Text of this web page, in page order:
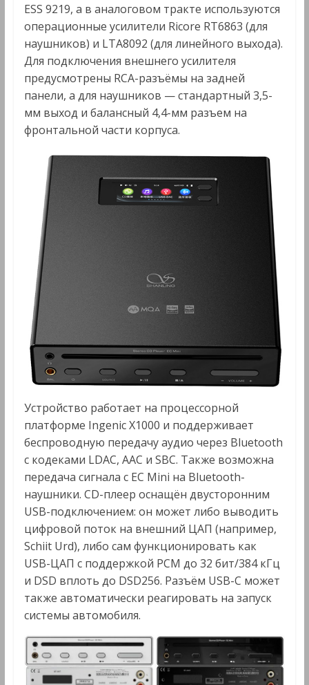
ESS 9219, а в аналоговом тракте используются
операционные усилители Ricore RT6863 (для
наушников) и LTA8092 (для линейного выхода).
Для подключения внешнего усилителя
предусмотрены RCA-разъёмы на задней
панели, а для наушников — стандартный 3,5-
мм выход и балансный 4,4-мм разъем на
фронтальной части корпуса.
Устройство работает на процессорной
платформе Ingenic X1000 и поддерживает
беспроводную передачу аудио через Bluetooth
с кодеками LDAC, AAC и SBC. Также возможна
передача сигнала с EC Mini на Bluetooth-
наушники. CD-плеер оснащён двусторонним
USB-подключением: он может либо выводить
цифровой поток на внешний ЦАП (например,
Schiit Urd), либо сам функционировать как
USB-ЦАП с поддержкой PCM до 32 бит/384 кГц
и DSD вплоть до DSD256. Разъём USB-C может
также автоматически реагировать на запуск
системы автомобиля.